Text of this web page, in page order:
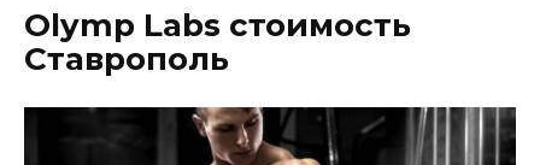
Olymp Labs стоимость
Ставрополь